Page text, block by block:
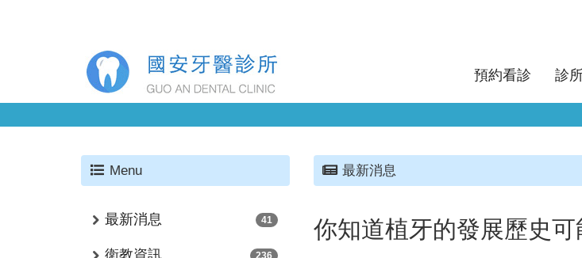
預約看診 診
Menu
最新消息 41
衛教資訊 236
最新消息
你知道植牙的發展歷史可